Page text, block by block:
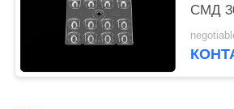
СМД
на